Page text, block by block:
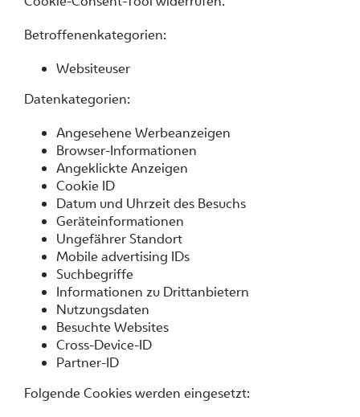
Betroffenenkategorien:
Websiteuser
Datenkategorien:
Angesehene Werbeanzeigen
Browser-Informationen
Angeklickte Anzeigen
Cookie ID
Datum und Uhrzeit des Besuchs
Geräteinformationen
Ungefährer Standort
Mobile advertising IDs
Suchbegriffe
Informationen zu Drittanbietern
Nutzungsdaten
Besuchte Websites
Cross-Device-ID
Partner-ID
Folgende Cookies werden eingesetzt: